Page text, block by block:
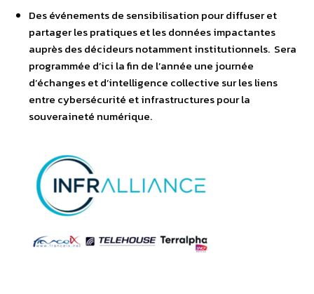
Des événements de sensibilisation pour diffuser et
partager les pratiques et les données impactantes
auprès des décideurs notamment institutionnels. Sera
programmée d’ici la fin de l’année une journée
d’échanges et d’intelligence collective sur les liens
entre cybersécurité et infrastructures pour la
souveraineté numérique.